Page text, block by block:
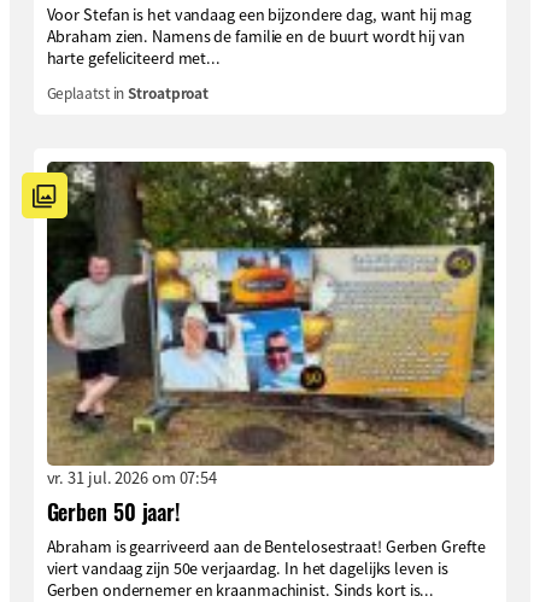
Voor Stefan is het vandaag een bijzondere dag, want hij mag
Abraham zien. Namens de familie en de buurt wordt hij van
harte gefeliciteerd met...
Geplaatst inStroatproat
vr. 31 jul. 2026 om 07:54
Gerben 50 jaar!
Abraham is gearriveerd aan de Bentelosestraat! Gerben Grefte
viert vandaag zijn 50e verjaardag. In het dagelijks leven is
Gerben ondernemer en kraanmachinist. Sinds kort is...